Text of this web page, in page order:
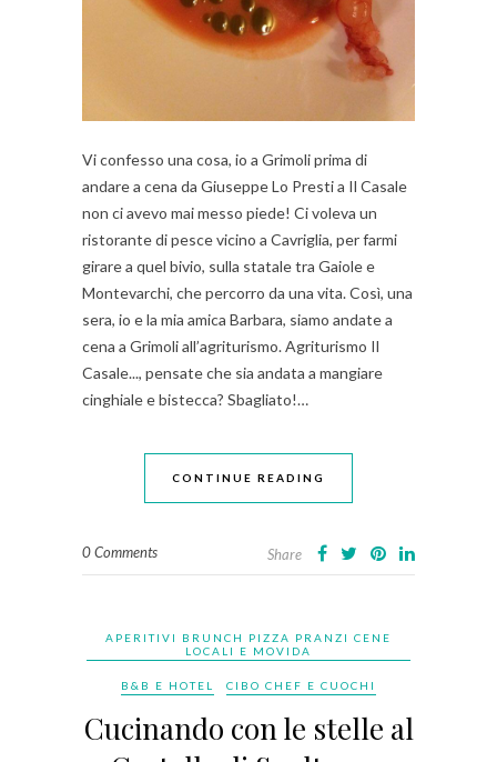
Vi confesso una cosa, io a Grimoli prima di
andare a cena da Giuseppe Lo Presti a Il Casale
non ci avevo mai messo piede! Ci voleva un
ristorante di pesce vicino a Cavriglia, per farmi
girare a quel bivio, sulla statale tra Gaiole e
Montevarchi, che percorro da una vita. Così, una
sera, io e la mia amica Barbara, siamo andate a
cena a Grimoli all’agriturismo. Agriturismo Il
Casale..., pensate che sia andata a mangiare
cinghiale e bistecca? Sbagliato!…
CONTINUE READING
0 Comments Share
APERITIVI BRUNCH PIZZA PRANZI CENE
LOCALI E MOVIDA
B&B E HOTEL CIBO CHEF E CUOCHI
Cucinando con le stelle al